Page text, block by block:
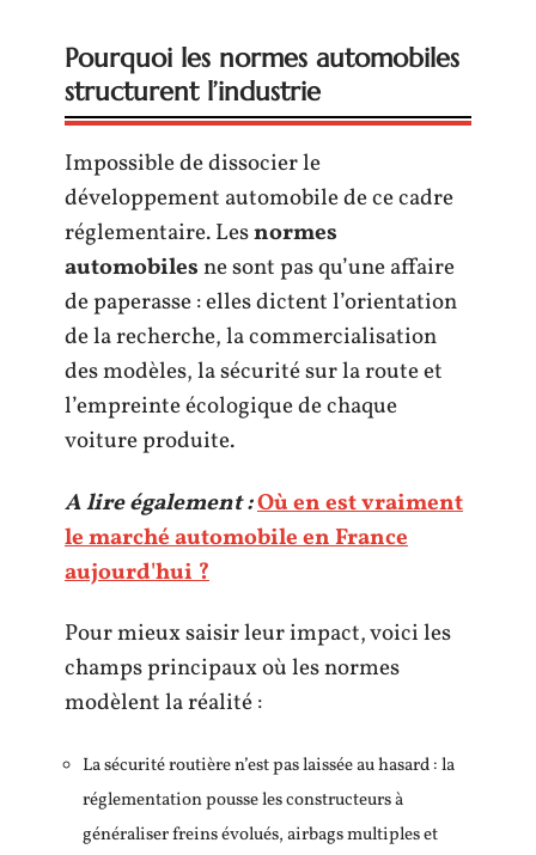
Pourquoi les normes automobiles
structurent l’industrie
Impossible de dissocier le
développement automobile de ce cadre
réglementaire. Lesnormes
automobilesne sont pas qu’une affaire
de paperasse : elles dictent l’orientation
de la recherche, la commercialisation
des modèles, la sécurité sur la route et
l’empreinte écologique de chaque
voiture produite.
A lire également :Où en est vraiment
le marché automobile en France
aujourd'hui ?
Pour mieux saisir leur impact, voici les
champs principaux où les normes
modèlent la réalité :
La sécurité routière n’est pas laissée au hasard : la
réglementation pousse les constructeurs à
généraliser freins évolués, airbags multiples et